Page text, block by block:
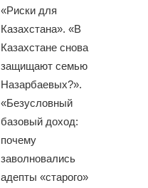
«Риски для
Казахстана». «В
Казахстане снова
защищают семью
Назарбаевых?».
«Безусловный
базовый доход:
почему
заволновались
адепты «старого»